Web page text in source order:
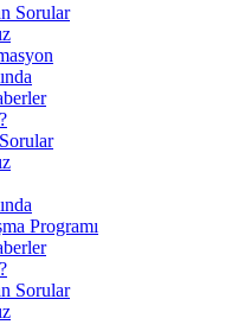
Sorular
Programı
Sorular